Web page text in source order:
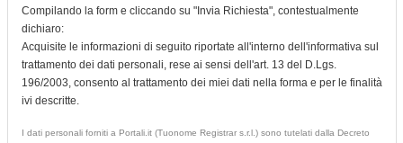
Compilando la form e cliccando su "Invia Richiesta", contestualmente
dichiaro:
Acquisite le informazioni di seguito riportate all'interno dell'informativa sul
trattamento dei dati personali, rese ai sensi dell'art. 13 del D.Lgs.
196/2003, consento al trattamento dei miei dati nella forma e per le finalità
ivi descritte.
I dati personali forniti a Portali.it (Tuonome Registrar s.r.l.) sono tutelati dalla Decreto